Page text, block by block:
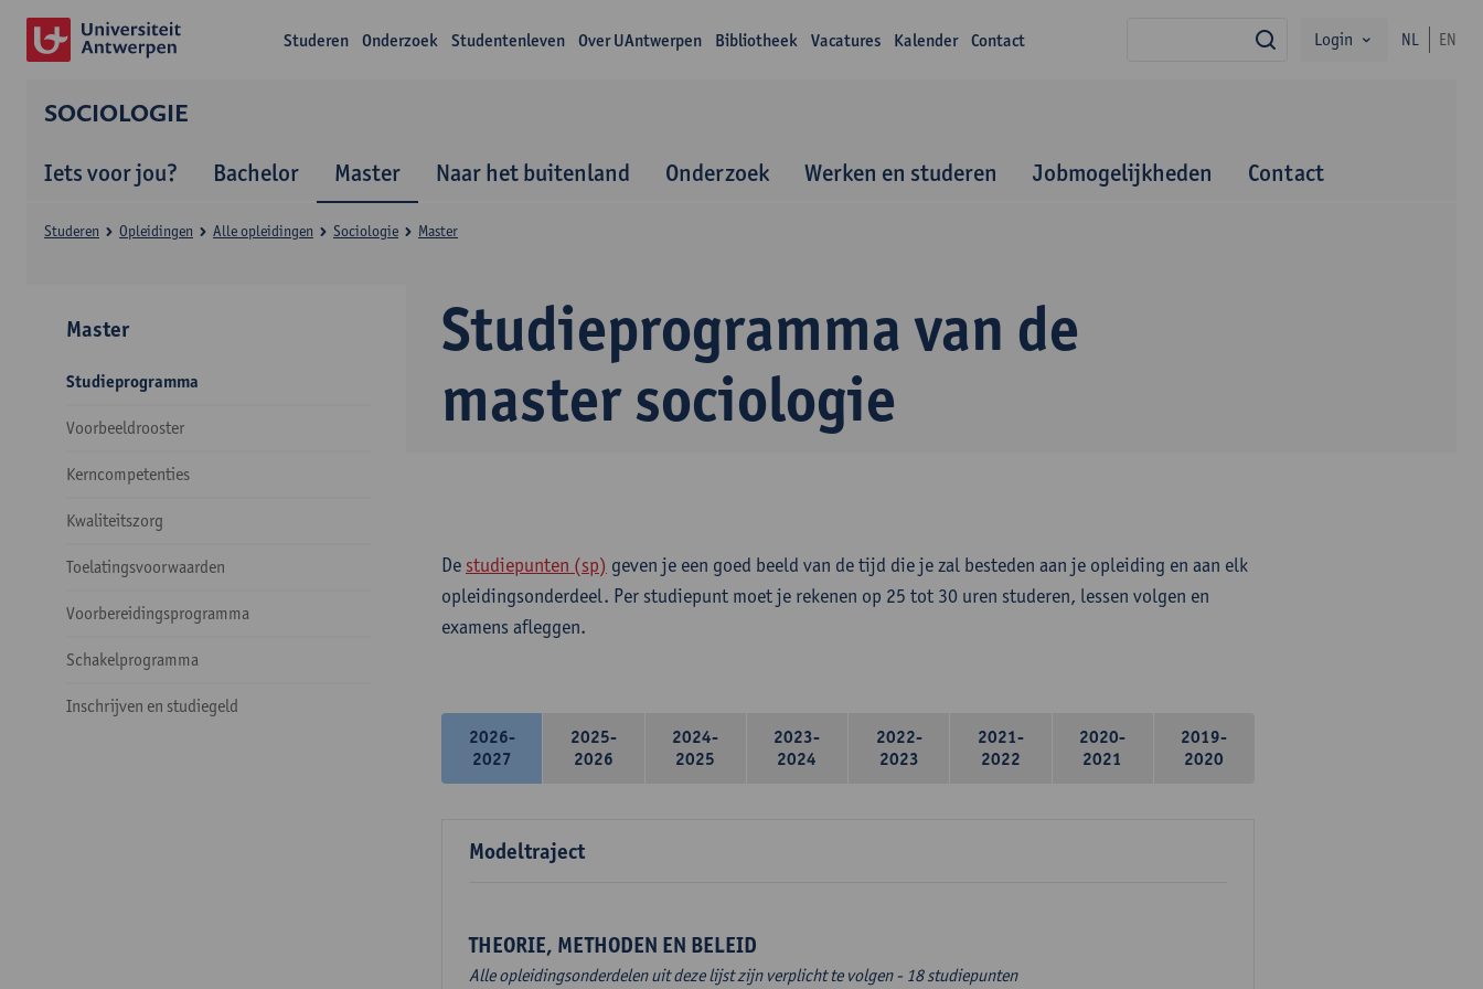
Studeren Onderzoek Studentenleven Over UAntwerpen Bibliotheek Vacatures Kalender Contact zoekLogin NL EN
SOCIOLOGIE
Iets voor jou? Bachelor Master Naar het buitenland Onderzoek Werken en studeren Jobmogelijkheden Contact
Studieprogramma van de
master sociologie
Studeren Opleidingen Alle opleidingen Sociologie Master
Master
Studieprogramma
Voorbeeldrooster
Kerncompetenties
Kwaliteitszorg
Toelatingsvoorwaarden
Voorbereidingsprogramma
Schakelprogramma
Inschrijven en studiegeld
De studiepunten (sp) geven je een goed beeld van de tijd die je zal besteden aan je opleiding en aan elk
opleidingsonderdeel. Per studiepunt moet je rekenen op 25 tot 30 uren studeren, lessen volgen en
examens afleggen.
2026-
2027
2025-
2026
2024-
2025
2023-
2024
2022-
2023
2021-
2022
2020-
2021
2019-
2020
Modeltraject
THEORIE, METHODEN EN BELEID
Alle opleidingsonderdelen uit deze lijst zijn verplicht te volgen - 18 studiepunten